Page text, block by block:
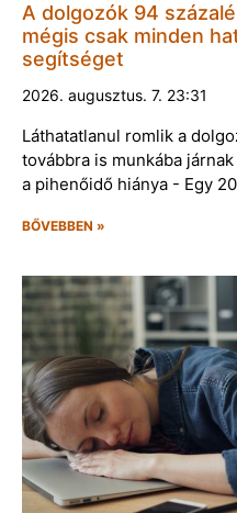
A dolgozók 94
mégis csak minden
segítséget
2026. augusztus. 7. 23:31
Láthatatlanul romlik a
továbbra is munkába
a pihenőidő hiánya - Egy
BŐVEBBEN »